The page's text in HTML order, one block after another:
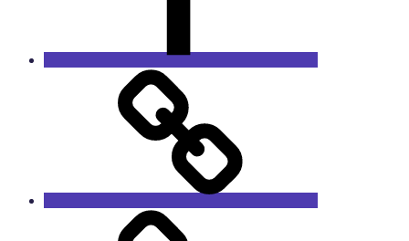
Sprucharchiv